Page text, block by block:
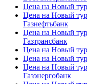
Цена на Новый
Цена на Новый
Газнефтьбанк
Цена на Новый
Газтрансбанк
Цена на Новый
Цена на Новый
Цена на Новый
Газэнергобанк